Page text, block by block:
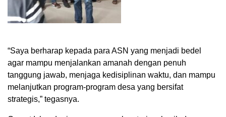
“Saya berharap kepada para ASN yang menjadi bedel
agar mampu menjalankan amanah dengan penuh
tanggung jawab, menjaga kedisiplinan waktu, dan mampu
melanjutkan program-program desa yang bersifat
strategis,” tegasnya.